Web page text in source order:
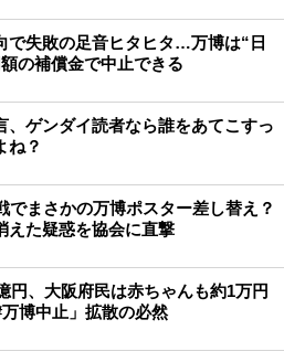
で失敗の足音ヒタヒタ…万博は“日
の補償金で中止できる
、ゲンダイ読者なら誰をあてこすっ
ね？
でまさかの万博ポスター差し替え？
えた疑惑を協会に直撃
円、大阪府民は赤ちゃんも約1万円
博中止」拡散の必然